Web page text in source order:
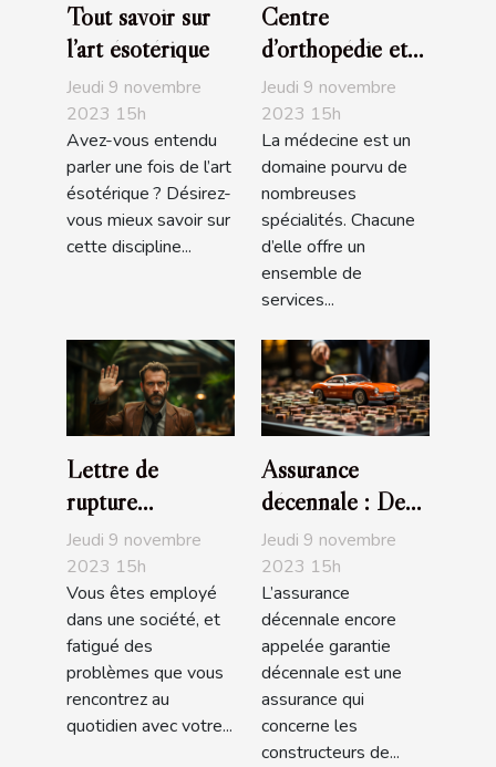
Tout savoir sur
l’art ésotérique
Jeudi 9 novembre
2023 15h
Avez-vous entendu
parler une fois de l’art
ésotérique ? Désirez-
vous mieux savoir sur
cette discipline...
Centre
d’orthopédie et
de podologie
Ortho Center
Jeudi 9 novembre
2023 15h
La médecine est un
domaine pourvu de
nombreuses
spécialités. Chacune
d’elle offre un
ensemble de
services...
Lettre de
rupture
conventionnelle :
que faut-il
savoir ?
Jeudi 9 novembre
2023 15h
Vous êtes employé
dans une société, et
fatigué des
problèmes que vous
rencontrez au
quotidien avec votre...
Assurance
décennale : De
quoi s’agit-il ?
Jeudi 9 novembre
2023 15h
L’assurance
décennale encore
appelée garantie
décennale est une
assurance qui
concerne les
constructeurs de...